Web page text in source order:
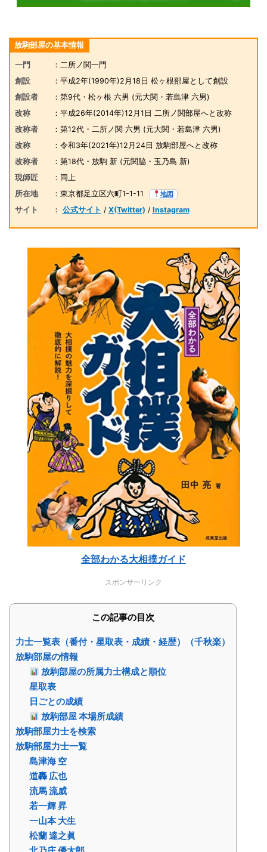
放駒部屋の基本情報
一門
：二所ノ関一門
創設
：平成2年(1990年)2月18日 松ヶ根部屋として創設
創設者
：第9代・松ヶ根 六男 (元大関・若島津 六男)
改称
：平成26年(2014年)12月1日 二所ノ関部屋へと改称
改称者
：第12代・二所ノ関 六男 (元大関・若島津 六男)
改称
：令和3年(2021年)12月24日 放駒部屋へと改称
改称者
：第18代・放駒 新 (元関脇・玉乃島 新)
現師匠
：同上
所在地
：東京都足立区六町1-1-11 地図
サイト ： 公式サイト / X(Twitter) / Instagram
全部わかる大相撲ガイド
スポンサーリンク
この記事の目次
力士一覧表（番付・星取表・成績・経歴）（千秋楽）
放駒部屋の情報
放駒部屋の所属力士構成と順位
星取表
日ごとの成績
放駒部屋 本場所成績
放駒部屋力士を検索
放駒部屋力士一覧
島津海 空
道轟 広也
流馬 流威
若一輝 昇
一山本 大生
松蘭 達之眞